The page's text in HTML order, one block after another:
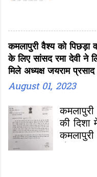
जुटाई
कमलापुरी वैश्य को पिछड़ा
के लिए सांसद रमा देवी ने
मिले अध्यक्ष जयराम प्रसाद
August 01, 2023
की दिशा
के लिए